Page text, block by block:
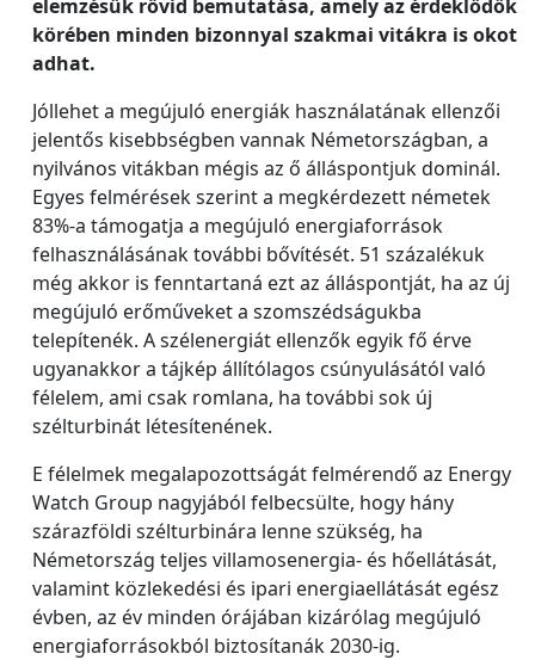
elemzésük rövid bemutatása, amely az érdeklődők
körében minden bizonnyal szakmai vitákra is okot
adhat.
Jóllehet a megújuló energiák használatának ellenzői
jelentős kisebbségben vannak Németországban, a
nyilvános vitákban mégis az ő álláspontjuk dominál.
Egyes felmérések szerint a megkérdezett németek
83%-a támogatja a megújuló energiaforrások
felhasználásának további bővítését. 51 százalékuk
még akkor is fenntartaná ezt az álláspontját, ha az új
megújuló erőműveket a szomszédságukba
telepítenék. A szélenergiát ellenzők egyik fő érve
ugyanakkor a tájkép állítólagos csúnyulásától való
félelem, ami csak romlana, ha további sok új
szélturbinát létesítenének.
E félelmek megalapozottságát felmérendő az Energy
Watch Group nagyjából felbecsülte, hogy hány
szárazföldi szélturbinára lenne szükség, ha
Németország teljes villamosenergia- és hőellátását,
valamint közlekedési és ipari energiaellátását egész
évben, az év minden órájában kizárólag megújuló
energiaforrásokból biztosítanák 2030-ig.